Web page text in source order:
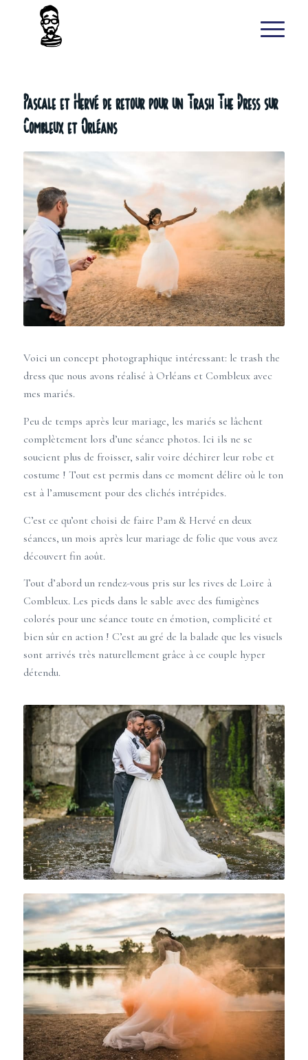
Pascale et Hervé de retour pour un Trash The Dress sur
Combleux et Orléans
Voici un concept photographique intéressant: le trash the
dress que nous avons réalisé à Orléans et Combleuxavec
mes mariés.
Peu de temps après leur mariage, les mariés se lâchent
complètement lors d’une séance photos. Ici ils ne se
soucient plus de froisser, salir voire déchirer leur robe et
costume ! Tout est permis dans ce moment délire où le ton
est à l’amusement pour des clichés intrépides.
C’est ce qu’ont choisi de faire Pam & Hervé en deux
séances, un mois après leur mariage de folie que vous avez
découvert fin août.
Tout d’abord un rendez-vous pris sur les rives de Loire à
Combleux. Les pieds dans le sable avec des fumigènes
colorés pour une séance toute en émotion, complicité et
bien sûr en action ! C’est au gré de la balade que les visuels
sont arrivés très naturellement grâce à ce couple hyper
détendu.